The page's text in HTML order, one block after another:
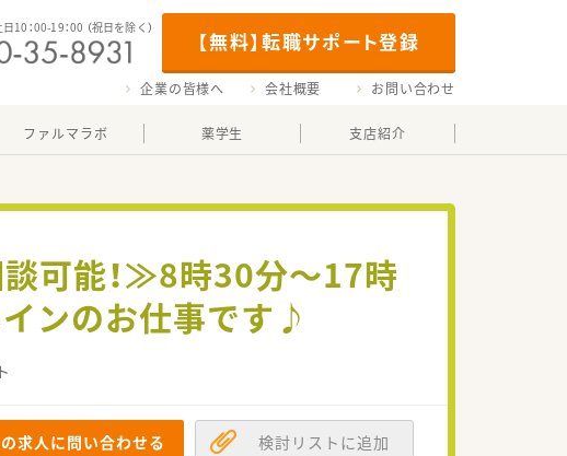
【無料】転職サポート登録
10：00-19：00 （祝日を除く）
企業の皆様へ 会社概要 お問い合わせ
ファルマラボ 薬学生 支店紹介
可能！≫8時30分～17時
インのお仕事です♪
求人に問い合わせる 検討リストに追加